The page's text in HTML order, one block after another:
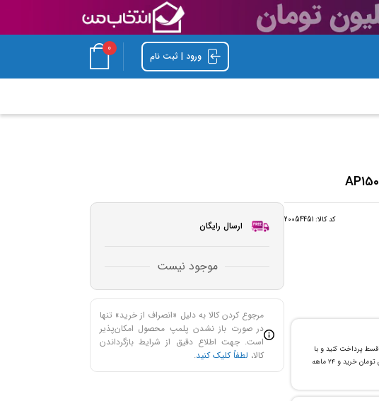
ورود | ثبت نام
0
کد کالا: 20054451
تا ۵۰ میلیون تومان خرید و طی ۴ قسط پرداخت کنید و با
اعتبار بانکی اسنپ‌پی تا ۱۰۰ میلیون تومان خرید و ۲۴ ماهه
ارسال رایگان
موجود نیست
مرجوع کردن کالا به دلیل «انصراف از خرید» تنها
در صورت باز نشدن پلمپ محصول امکان‌پذیر
است. جهت اطلاع دقیق از شرایط بازگرداندن
کالا، لطفاً کلیک کنید.